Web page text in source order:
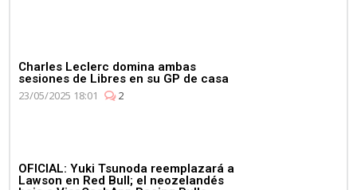
Max Verstappen se pone al
volante del Aston Martin
Vantage
Charles Leclerc domina ambas
sesiones de Libres en su GP de casa
23/05/2025 18:01
2
OFICIAL: Yuki Tsunoda reemplazará a
Lawson en Red Bull; el neozelandés